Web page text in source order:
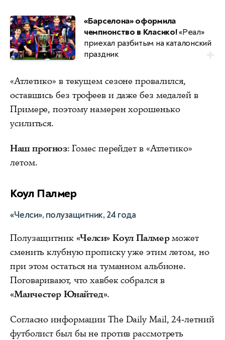
«Барселона» оформила
чемпионство в Класико!«Реал»
приехал разбитым на каталонский
праздник
«Атлетико» в текущем сезоне провалился,
оставшись без трофеев и даже без медалей в
Примере, поэтому намерен хорошенько
усилиться.
Наш прогноз: Гомес перейдет в «Атлетико»
летом.
Коул Палмер
«Челси», полузащитник, 24 года
Полузащитник «Челси» Коул Палмерможет
сменить клубную прописку уже этим летом, но
при этом остаться на туманном альбионе.
Поговаривают, что хавбек собрался в
«Манчестер Юнайтед».
Согласно информации The Daily Mail, 24-летний
футболист был бы не против рассмотреть